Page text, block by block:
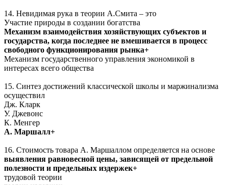
14. Невидимая рука в теории А.Смита – это
Участие природы в создании богатства
Механизм взаимодействия хозяйствующих субъектов и
государства, когда последнее не вмешивается в процесс
свободного функционирования рынка+
Механизм государственного управления экономикой в
интересах всего общества
15. Синтез достижений классической школы и маржинализма
осуществил
Дж. Кларк
У. Джевонс
К. Менгер
А. Маршалл+
16. Стоимость товара А. Маршаллом определяется на основе
выявления равновесной цены, зависящей от предельной
полезности и предельных издержек+
трудовой теории